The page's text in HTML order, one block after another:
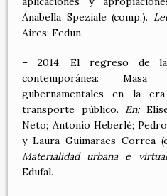
Anabella Speziale (comp.).
Aires: Fedun.
– 2014. El regreso de
contemporánea:
gubernamentales en la
transporte público. En:
Neto; Antonio Heberlè;
y Laura Guimaraes Correa
Materialidad urbana e
Edufal.